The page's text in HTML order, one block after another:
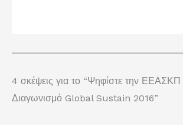
4 σκέψεις για το “Ψηφίστε την ΕΕΑΣΚΠ
Διαγωνισμό Global Sustain 2016”